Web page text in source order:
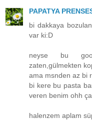
PAPATYA
bi dakkaya
var ki:D
neyse bu
zaten,gülmekten
ama msnden az bi
bi kere bu pasta
veren benim ohh
halenzem aplam